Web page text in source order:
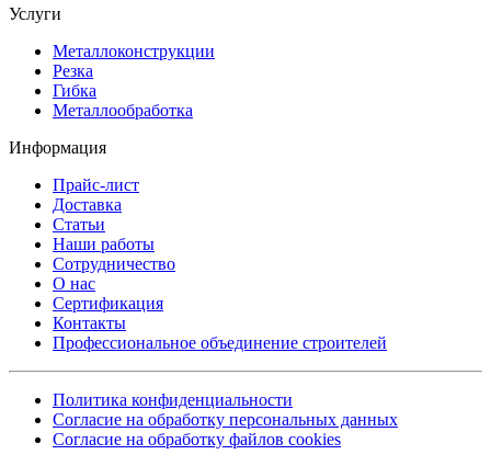
Услуги
Металлоконструкции
Резка
Гибка
Металлообработка
Информация
Прайс-лист
Доставка
Статьи
Наши работы
Сотрудничество
О нас
Сертификация
Контакты
Профессиональное объединение строителей
Политика конфиденциальности
Согласие на обработку персональных данных
Согласие на обработку файлов cookies